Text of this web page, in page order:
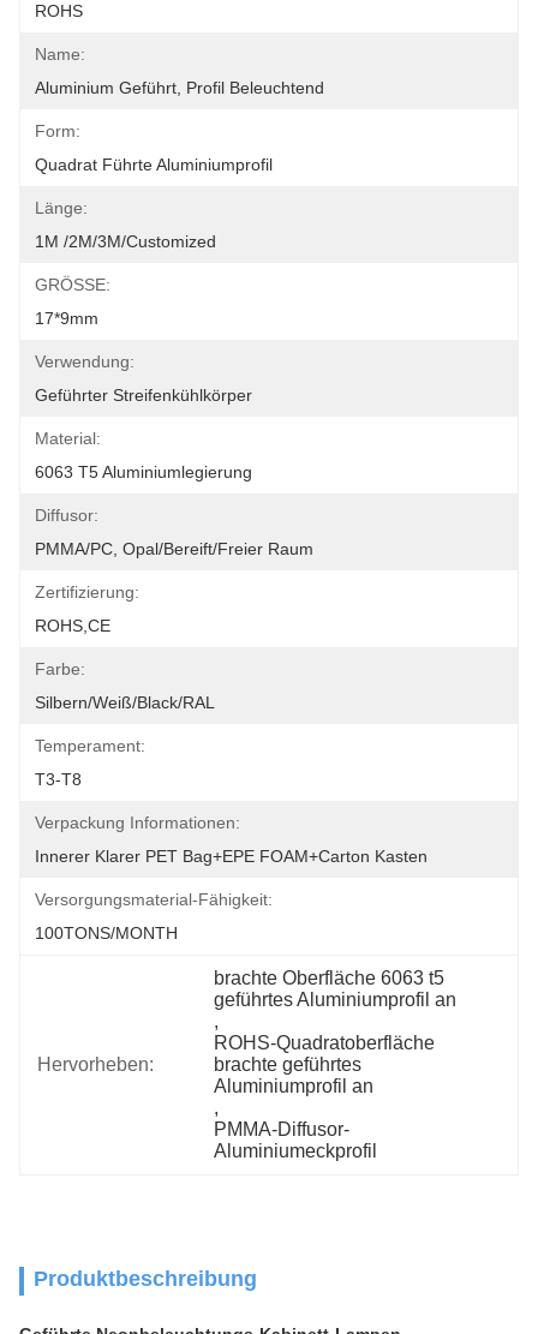
ROHS
Name:
Aluminium Geführt, Profil Beleuchtend
Form:
Quadrat Führte Aluminiumprofil
Länge:
1M /2M/3M/customized
GRÖSSE:
17*9mm
Verwendung:
Geführter Streifenkühlkörper
Material:
6063 T5 Aluminiumlegierung
Diffusor:
PMMA/PC, Opal/bereift/freier Raum
Zertifizierung:
ROHS,CE
Farbe:
Silbern/weiß/Black/RAL
Temperament:
T3-T8
Verpackung Informationen:
Innerer Klarer PET Bag+EPE FOAM+Carton Kasten
Versorgungsmaterial-Fähigkeit:
100TONS/MONTH
Hervorheben:
brachte Oberfläche 6063 t5
geführtes Aluminiumprofil an
,
ROHS-Quadratoberfläche
brachte geführtes
Aluminiumprofil an
,
PMMA-Diffusor-
Aluminiumeckprofil
Produktbeschreibung